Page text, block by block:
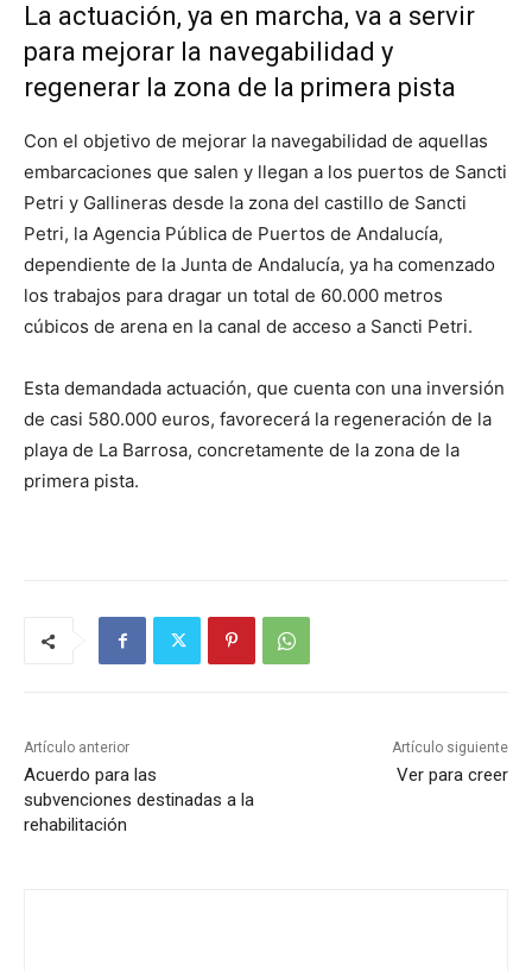
La actuación, ya en marcha, va a servir
para mejorar la navegabilidad y
regenerar la zona de la primera pista
Con el objetivo de mejorar la navegabilidad de aquellas
embarcaciones que salen y llegan a los puertos de Sancti
Petri y Gallineras desde la zona del castillo de Sancti
Petri, la Agencia Pública de Puertos de Andalucía,
dependiente de la Junta de Andalucía, ya ha comenzado
los trabajos para dragar un total de 60.000 metros
cúbicos de arena en la canal de acceso a Sancti Petri.
Esta demandada actuación, que cuenta con una inversión
de casi 580.000 euros, favorecerá la regeneración de la
playa de La Barrosa, concretamente de la zona de la
primera pista.
Artículo anterior
Acuerdo para las
subvenciones destinadas a la
rehabilitación
Artículo siguiente
Ver para creer